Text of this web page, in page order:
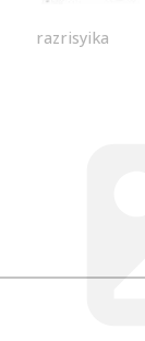
razrisyika